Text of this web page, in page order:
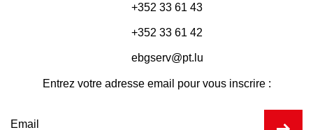
+352 33 61 43
+352 33 61 42
ebgserv@pt.lu
Entrez votre adresse email pour vous inscrire :